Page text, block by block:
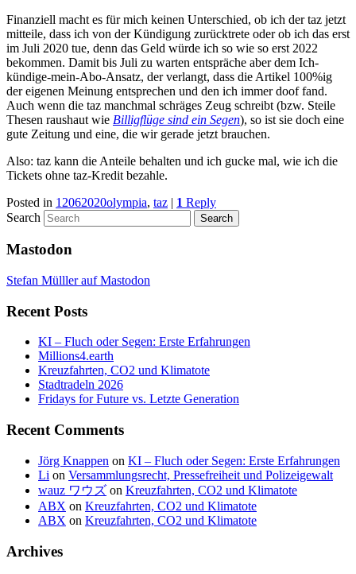
Finanziell macht es für mich keinen Unterschied, ob ich der taz jetzt
mitteile, dass ich von der Kündigung zurücktrete oder ob ich das erst
im Juli 2020 tue, denn das Geld würde ich so wie so erst 2022
bekommen. Damit bis Juli zu warten entspräche aber dem Ich-
kündige-mein-Abo-Ansatz, der verlangt, dass die Artikel 100%ig
der eigenen Meinung entsprechen und den ich immer doof fand.
Auch wenn die taz manchmal schräges Zeug schreibt (bzw. Steile
Thesen raushaut wie Billigflüge sind ein Segen), so ist sie doch eine
gute Zeitung und eine, die wir gerade jetzt brauchen.
Also: taz kann die Anteile behalten und ich gucke mal, wie ich die
Tickets ohne taz-Kredit bezahle.
Posted in 12062020olympia, taz | 1 Reply
Search
Mastodon
Stefan Mülller auf Mastodon
Recent Posts
KI – Fluch oder Segen: Erste Erfahrungen
Millions4.earth
Kreuzfahrten, CO2 und Klimatote
Stadtradeln 2026
Fridays for Future vs. Letzte Generation
Recent Comments
Jörg Knappen on KI – Fluch oder Segen: Erste Erfahrungen
Li on Versammlungsrecht, Pressefreiheit und Polizeigewalt
wauz ワウズ on Kreuzfahrten, CO2 und Klimatote
ABX on Kreuzfahrten, CO2 und Klimatote
ABX on Kreuzfahrten, CO2 und Klimatote
Archives